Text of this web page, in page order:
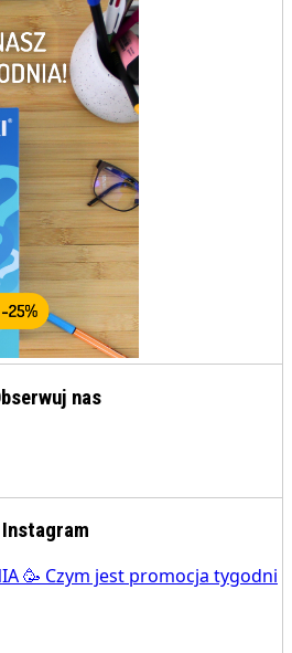
nas
Instagram
🥳 Czym jest promocja tygodni